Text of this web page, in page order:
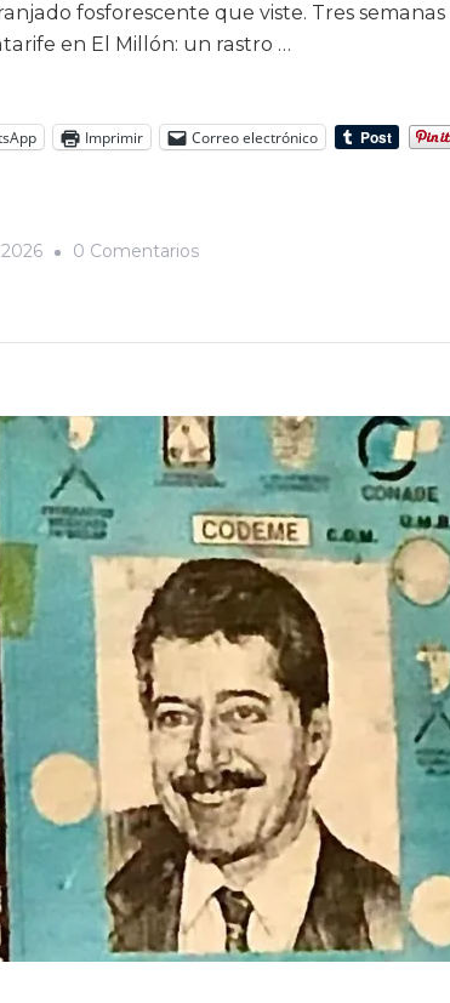
fosforescente que viste. Tres
en El Millón: un rastro …
Imprimir Correo electrónico
0 ComentariosEn